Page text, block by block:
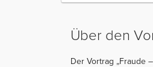
Über den
Der Vortrag „Fraude